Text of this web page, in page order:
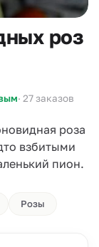
роз
· 27 заказов
роза
взбитыми
пион.
Розы